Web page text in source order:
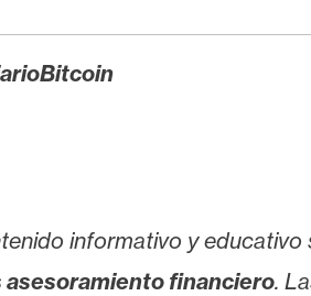
informativo y
asesoramiento financiero.